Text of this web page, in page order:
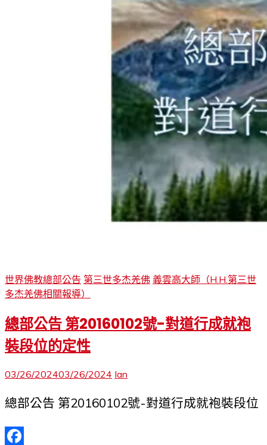
世界佛教總部公告 第三世多杰羌佛 義雲高大師（H.H.第三世
多杰羌佛相關報導）
總部公告 第20160102號-對道行成就袍
裝段位的定性
03/26/202403/26/2024 Ian
總部公告 第20160102號-對道行成就袍裝段位